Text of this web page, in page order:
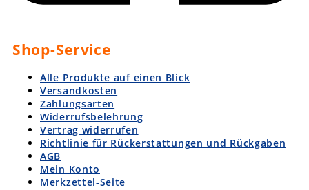
Shop-Service
Alle Produkte auf einen Blick
Versandkosten
Zahlungsarten
Widerrufsbelehrung
Vertrag widerrufen
Richtlinie für Rückerstattungen und Rückgaben
AGB
Mein Konto
Merkzettel-Seite